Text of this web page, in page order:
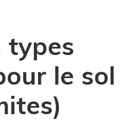
types
le sol